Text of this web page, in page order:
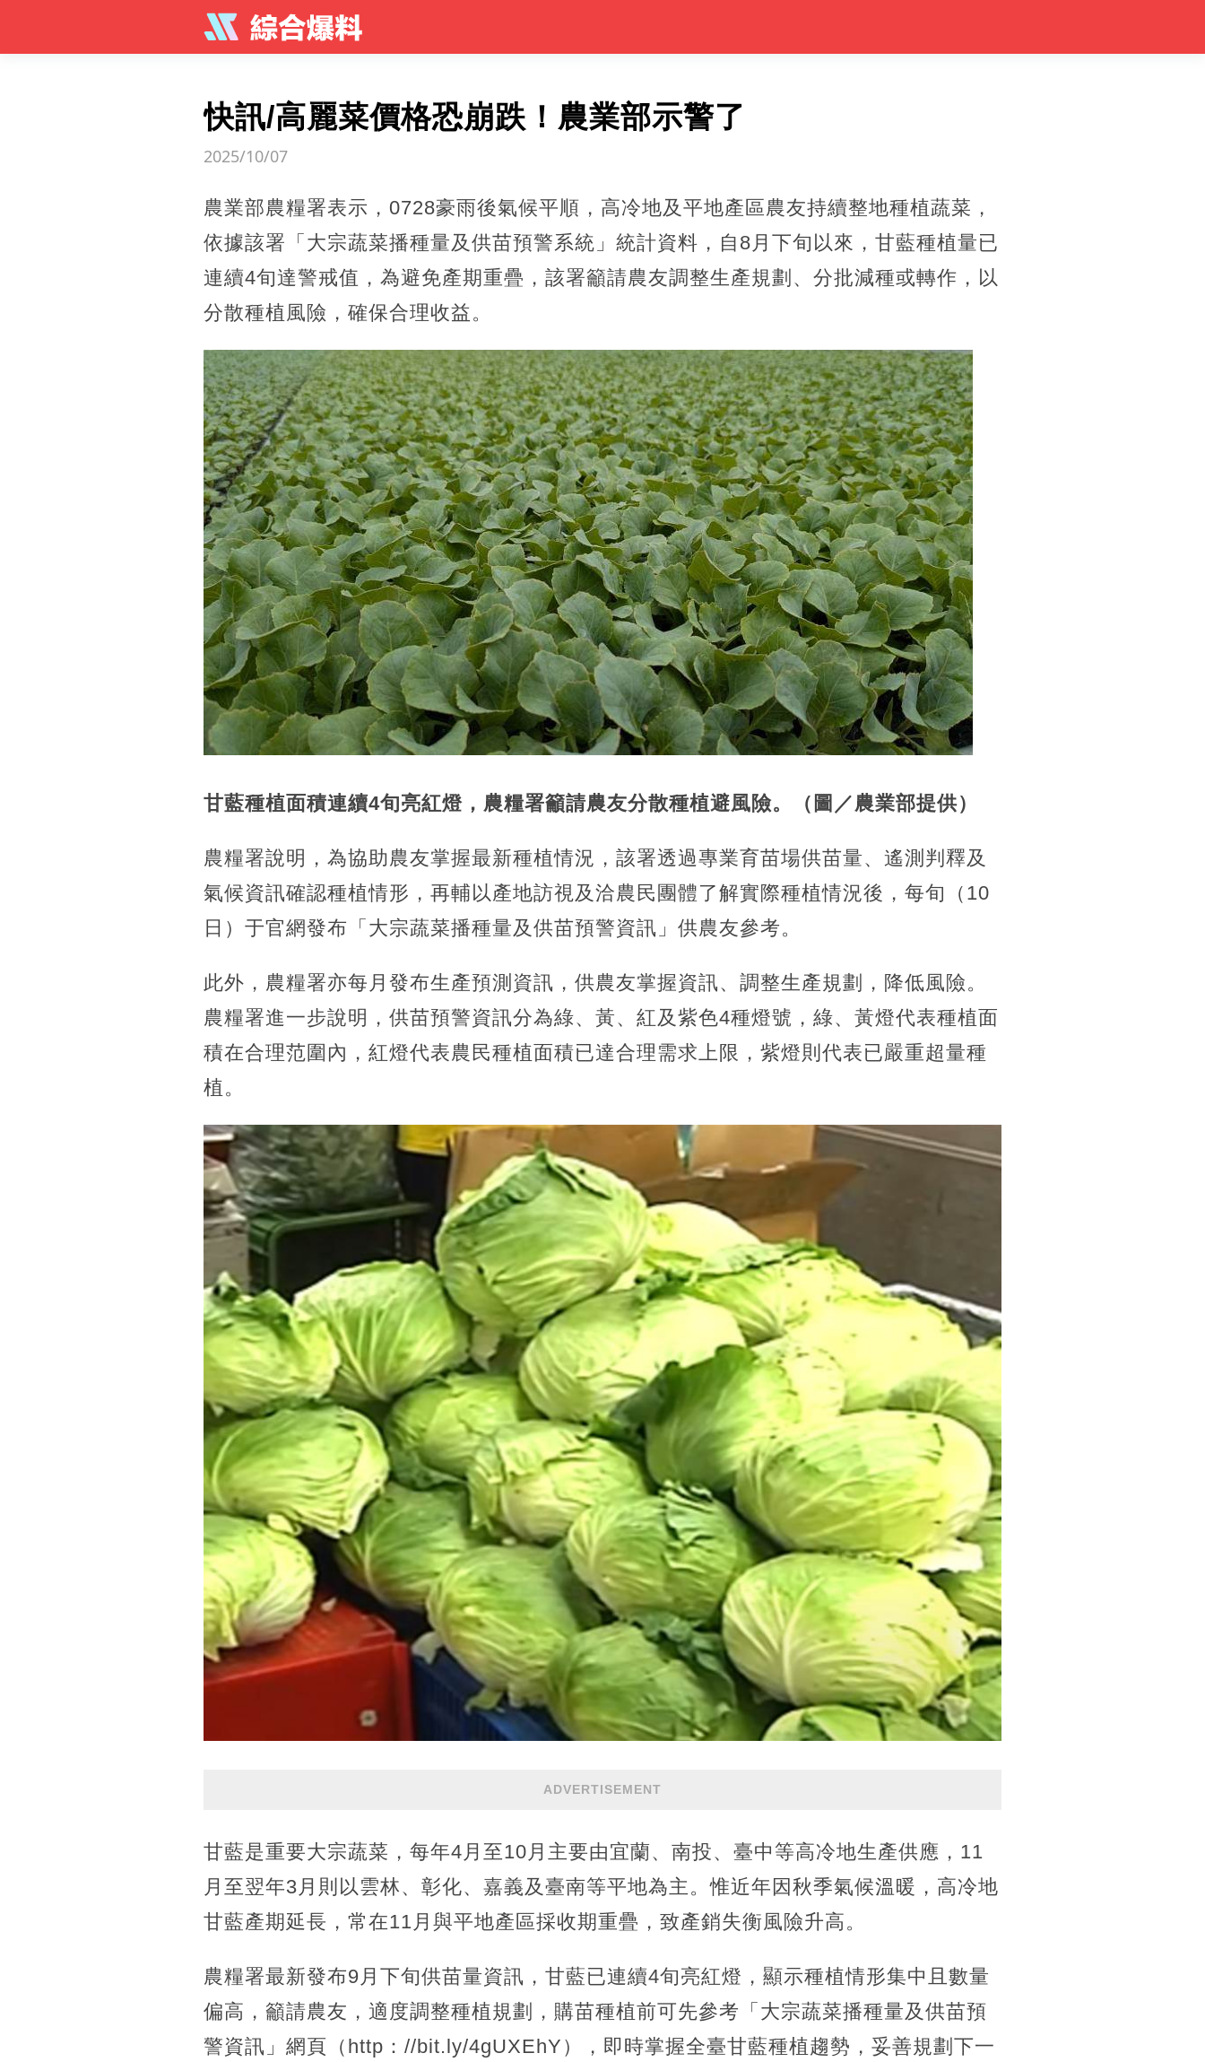
快訊/高麗菜價格恐崩跌！農業部示警了
2025/10/07
農業部農糧署表示，0728豪雨後氣候平順，高冷地及平地產區農友持續整地種植蔬菜，
依據該署「大宗蔬菜播種量及供苗預警系統」統計資料，自8月下旬以來，甘藍種植量已
連續4旬達警戒值，為避免產期重疊，該署籲請農友調整生產規劃、分批減種或轉作，以
分散種植風險，確保合理收益。
甘藍種植面積連續4旬亮紅燈，農糧署籲請農友分散種植避風險。（圖／農業部提供）
農糧署說明，為協助農友掌握最新種植情況，該署透過專業育苗場供苗量、遙測判釋及
氣候資訊確認種植情形，再輔以產地訪視及洽農民團體了解實際種植情況後，每旬（10
日）于官網發布「大宗蔬菜播種量及供苗預警資訊」供農友參考。
此外，農糧署亦每月發布生產預測資訊，供農友掌握資訊、調整生產規劃，降低風險。
農糧署進一步說明，供苗預警資訊分為綠、黃、紅及紫色4種燈號，綠、黃燈代表種植面
積在合理范圍內，紅燈代表農民種植面積已達合理需求上限，紫燈則代表已嚴重超量種
植。
ADVERTISEMENT
甘藍是重要大宗蔬菜，每年4月至10月主要由宜蘭、南投、臺中等高冷地生產供應，11
月至翌年3月則以雲林、彰化、嘉義及臺南等平地為主。惟近年因秋季氣候溫暖，高冷地
甘藍產期延長，常在11月與平地產區採收期重疊，致產銷失衡風險升高。
農糧署最新發布9月下旬供苗量資訊，甘藍已連續4旬亮紅燈，顯示種植情形集中且數量
偏高，籲請農友，適度調整種植規劃，購苗種植前可先參考「大宗蔬菜播種量及供苗預
警資訊」網頁（http：//bit.ly/4gUXEhY），即時掌握全臺甘藍種植趨勢，妥善規劃下一